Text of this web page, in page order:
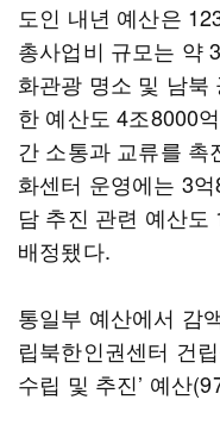
도인 내년 예산은
총사업비 규모는 약
화관광 명소 및 남북
한 예산도 4조8000
간 소통과 교류를 촉
화센터 운영에는 3
담 추진 관련 예산도
배정됐다.
통일부 예산에서 감
립북한인권센터 건
수립 및 추진’ 예산